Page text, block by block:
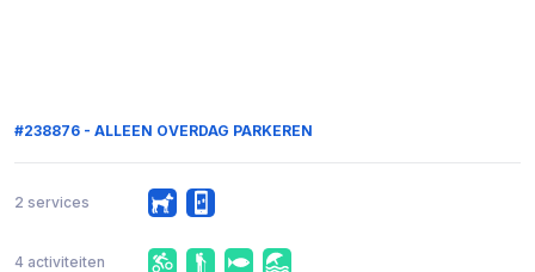
#238876 - ALLEEN OVERDAG PARKEREN
2 services
4 activiteiten